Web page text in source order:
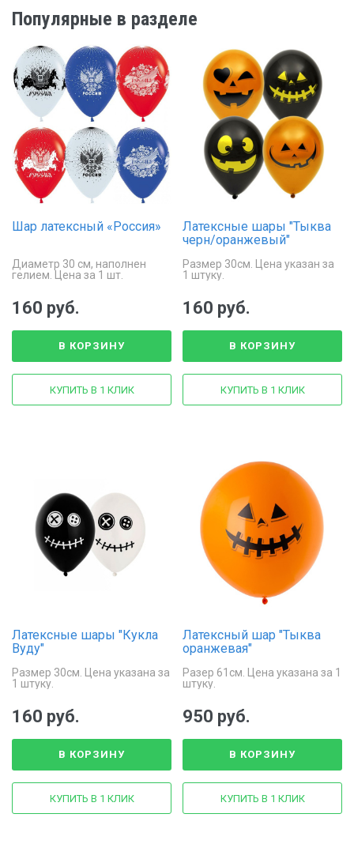
Популярные в разделе
Шар латексный «Россия»
Диаметр 30 см, наполнен
гелием. Цена за 1 шт.
160 руб.
В КОРЗИНУ
КУПИТЬ В 1 КЛИК
Латексные шары "Тыква
черн/оранжевый"
Размер 30см. Цена указан за
1 штуку.
160 руб.
В КОРЗИНУ
КУПИТЬ В 1 КЛИК
Латексные шары "Кукла
Вуду"
Размер 30см. Цена указана за
1 штуку.
160 руб.
В КОРЗИНУ
КУПИТЬ В 1 КЛИК
Латексный шар "Тыква
оранжевая"
Разер 61см. Цена указана за 1
штуку.
950 руб.
В КОРЗИНУ
КУПИТЬ В 1 КЛИК